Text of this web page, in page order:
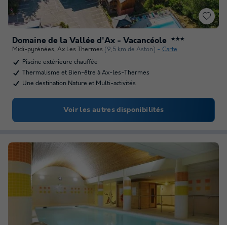
Domaine de la Vallée d'Ax - Vacancéole ★★★
Midi-pyrénées, Ax Les Thermes (9,5 km de Aston)
Carte
Piscine extérieure chauffée
Thermalisme et Bien-être à Ax-les-Thermes
Une destination Nature et Multi-activités
Voir les autres disponibilités